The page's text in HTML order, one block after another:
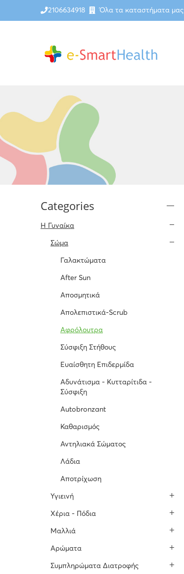
2106634918 Όλα τα καταστήματα μας
Categories
H Γυναίκα
Σώμα
Γαλακτώματα
After Sun
Αποσμητικά
Απολεπιστικά-Scrub
Αφρόλουτρα
Σύσφιξη Στήθους
Ευαίσθητη Επιδερμίδα
Αδυνάτισμα - Κυτταρίτιδα -
Σύσφιξη
Autobronzant
Καθαρισμός
Αντηλιακά Σώματος
Λάδια
Αποτρίχωση
Υγιεινή
Χέρια - Πόδια
Μαλλιά
Αρώματα
Συμπληρώματα Διατροφής